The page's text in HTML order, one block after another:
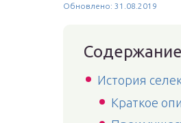
Обновлено: 31.08.2019
История
Краткое